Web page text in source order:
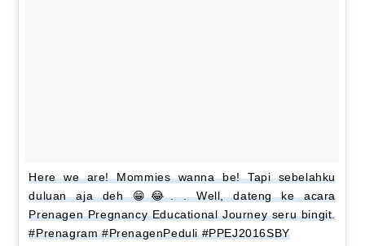
Here we are! Mommies wanna be! Tapi sebelahku
duluan aja deh 😁😂. . Well, dateng ke acara
Prenagen Pregnancy Educational Journey seru bingit.
#Prenagram #PrenagenPeduli #PPEJ2016SBY